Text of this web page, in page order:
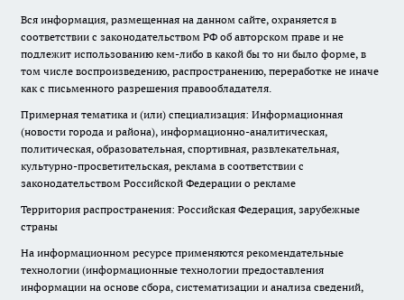
Вся информация, размещенная на данном сайте, охраняется в
соответствии с законодательством РФ об авторском праве и не
подлежит использованию кем-либо в какой бы то ни было форме, в
том числе воспроизведению, распространению, переработке не иначе
как с письменного разрешения правообладателя.
Примерная тематика и (или) специализация: Информационная
(новости города и района), информационно-аналитическая,
политическая, образовательная, спортивная, развлекательная,
культурно-просветительская, реклама в соответствии с
законодательством Российской Федерации о рекламе
Территория распространения: Российская Федерация, зарубежные
страны
На информационном ресурсе применяются рекомендательные
технологии (информационные технологии предоставления
информации на основе сбора, систематизации и анализа сведений,